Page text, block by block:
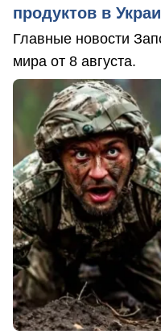
продуктов в
Главные новости
мира от 8 августа.